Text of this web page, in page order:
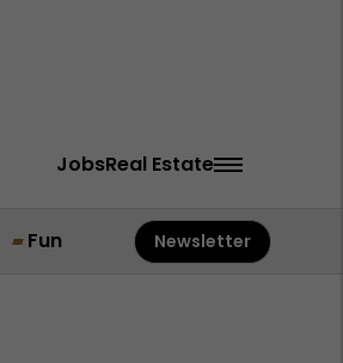
JobsReal Estate
Fun Newsletter